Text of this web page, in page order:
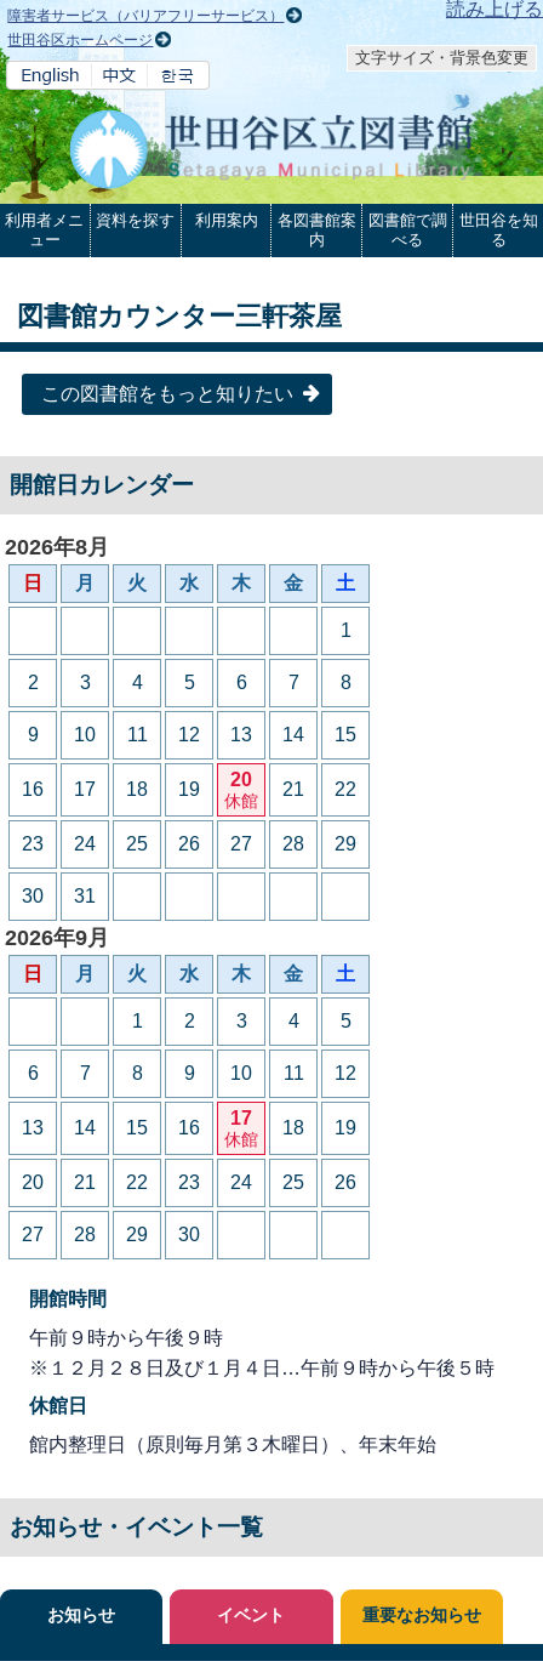
本文へ 読み上げる
障害者サービス（バリアフリーサービス）
世田谷区ホームページ
文字サイズ・背景色変更
利用者メニ
ュー
資料を探す 利用案内
各図書館案
内
図書館で調
べる
世田谷を知
る
図書館カウンター三軒茶屋
この図書館をもっと知りたい
開館日カレンダー
2026年8月
日 月 火 水 木 金 土
1
2 3 4 5 6 7 8
9 10 11 12 13 14 15
16 17 18 19 20
休館
21 22
23 24 25 26 27 28 29
30 31
2026年9月
日 月 火 水 木 金 土
1 2 3 4 5
6 7 8 9 10 11 12
13 14 15 16 17
休館
18 19
20 21 22 23 24 25 26
27 28 29 30
開館時間
午前９時から午後９時
※１２月２８日及び１月４日…午前９時から午後５時
休館日
館内整理日（原則毎月第３木曜日）、年末年始
お知らせ・イベント一覧
お知らせ イベント 重要なお知らせ